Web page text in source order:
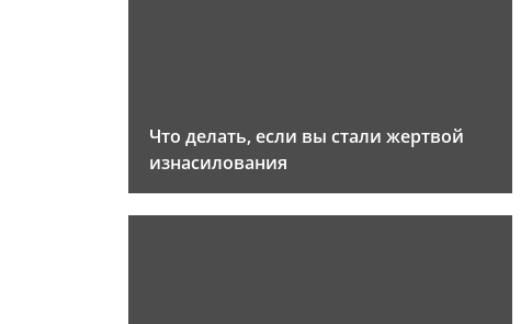
Что делать, если вы стали жертвой
изнасилования